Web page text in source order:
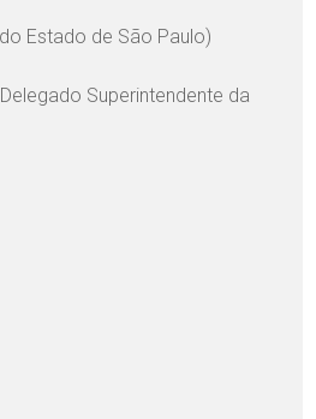
Estado de São Paulo)
Superintendente da